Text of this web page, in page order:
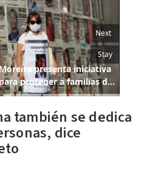
también se dedica
dice